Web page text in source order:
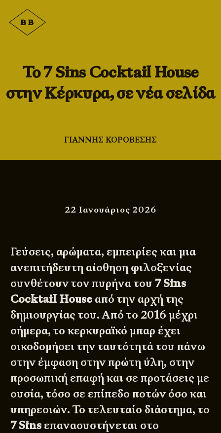
Το 7 Sins Cocktail House
στην Κέρκυρα, σε νέα σελίδα
ΓΙΑΝΝΗΣ ΚΟΡΟΒΕΣΗΣ
22 Ιανουάριος 2026
Γεύσεις, αρώματα, εμπειρίες και μια
ανεπιτήδευτη αίσθηση φιλοξενίας
συνθέτουν τον πυρήνα του7 Sins
Cocktail House από την αρχή της
δημιουργίας του. Από το 2016 μέχρι
σήμερα, το κερκυραϊκό μπαρ έχει
οικοδομήσει την ταυτότητά του πάνω
στην έμφαση στην πρώτη ύλη, στην
προσωπική επαφή και σε προτάσεις με
ουσία, τόσο σε επίπεδο ποτών όσο και
υπηρεσιών. Το τελευταίο διάστημα, το
7 Sins επανασυστήνεται στο